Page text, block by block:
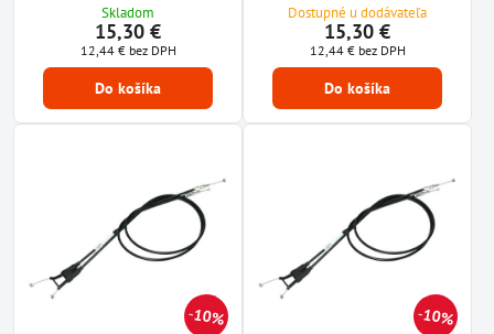
Skladom
15,30 €
12,44 € bez DPH
Do košíka
Dostupné u dodávateľa
15,30 €
12,44 € bez DPH
Do košíka
10% 10%